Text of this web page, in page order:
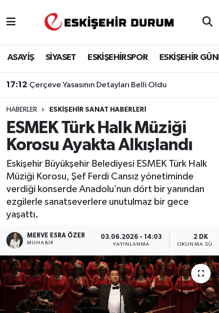
ASAYİŞ SİYASET ESKİŞEHİRSPOR ESKİŞEHİR
17:12 Çerçeve Yasasının Detayları Belli Oldu
HABERLER ESKIŞEHIR SANAT HABERLERI
ESMEK Türk Halk Müziği
Korosu Ayakta Alkışlandı
Eskişehir Büyükşehir Belediyesi ESMEK Türk Halk
Müziği Korosu, Şef Ferdi Cansız yönetiminde
verdiği konserde Anadolu’nun dört bir yanından
ezgilerle sanatseverlere unutulmaz bir gece
yaşattı.
MERVE ESRA ÖZER
MUHABIR
03.06.2026 - 14:03
YAYINLANMA
2 DK
OKUNMA
Eskişehir Hava Durumu
Eskişehir Namaz Vakitleri
Eskişehir Trafik Yoğunluk Haritası
Süper Lig Puan Durumu ve Fikstür
Tüm Manşetler
Son Dakika Haberleri
Haber Arşivi